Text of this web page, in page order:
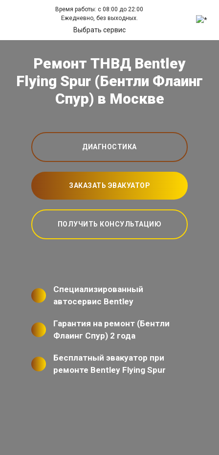
Время работы: с 08:00 до 22:00
Ежедневно, без выходных.
Выбрать сервис
Ремонт ТНВД Bentley
Flying Spur (Бентли Флаинг
Спур) в Москве
ДИАГНОСТИКА
ЗАКАЗАТЬ ЭВАКУАТОР
ПОЛУЧИТЬ КОНСУЛЬТАЦИЮ
Специализированный
автосервис Bentley
Гарантия на ремонт (Бентли
Флаинг Спур) 2 года
Бесплатный эвакуатор при
ремонте Bentley Flying Spur